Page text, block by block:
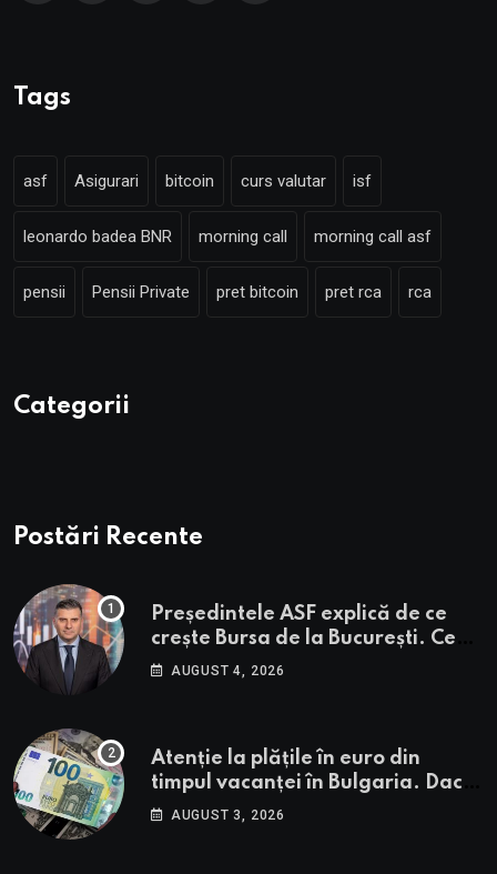
Tags
asf Asigurari bitcoin curs valutar isf
leonardo badea BNR morning call morning call asf
pensii Pensii Private pret bitcoin pret rca rca
Categorii
Postări Recente
Președintele ASF explică de ce
crește Bursa de la București. Ce
urmează pentru BVB potrivit lui
AUGUST 4, 2026
Atenție la plățile în euro din
timpul vacanței în Bulgaria. Dacă
în România cele mai falsificate
AUGUST 3, 2026